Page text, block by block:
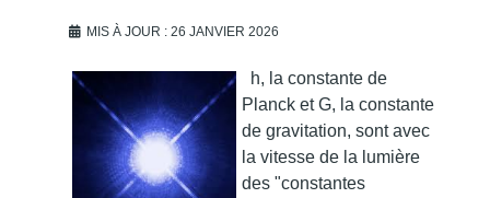
MIS À JOUR : 26 JANVIER 2026
h, la constante de
Planck et G, la constante
de gravitation, sont avec
la vitesse de la lumière
des "constantes